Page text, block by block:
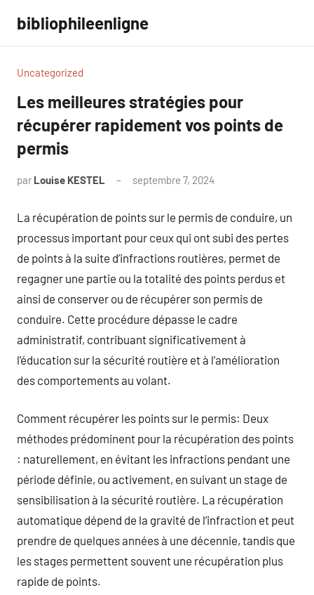
contenu
bibliophileenligne
Uncategorized
Les meilleures stratégies pour
récupérer rapidement vos points de
permis
par Louise KESTEL septembre 7, 2024
La récupération de points sur le permis de conduire, un
processus important pour ceux qui ont subi des pertes
de points à la suite d’infractions routières, permet de
regagner une partie ou la totalité des points perdus et
ainsi de conserver ou de récupérer son permis de
conduire. Cette procédure dépasse le cadre
administratif, contribuant significativement à
l’éducation sur la sécurité routière et à l’amélioration
des comportements au volant.
Comment récupérer les points sur le permis: Deux
méthodes prédominent pour la récupération des points
: naturellement, en évitant les infractions pendant une
période définie, ou activement, en suivant un stage de
sensibilisation à la sécurité routière. La récupération
automatique dépend de la gravité de l’infraction et peut
prendre de quelques années à une décennie, tandis que
les stages permettent souvent une récupération plus
rapide de points.